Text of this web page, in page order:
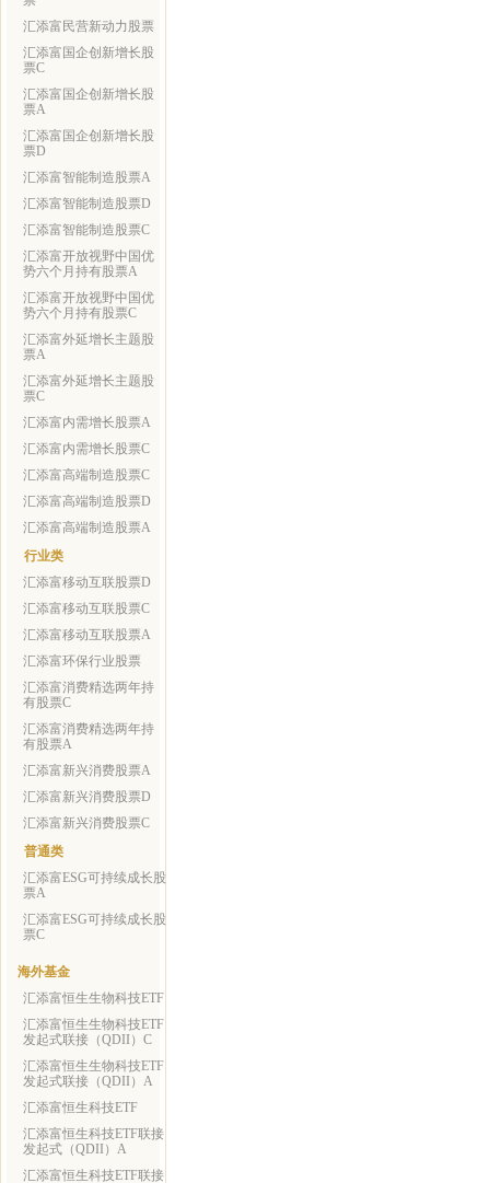
汇添富民营新动力股票
汇添富国企创新增长股
票C
汇添富国企创新增长股
票A
汇添富国企创新增长股
票D
汇添富智能制造股票A
汇添富智能制造股票D
汇添富智能制造股票C
汇添富开放视野中国优
势六个月持有股票A
汇添富开放视野中国优
势六个月持有股票C
汇添富外延增长主题股
票A
汇添富外延增长主题股
票C
汇添富内需增长股票A
汇添富内需增长股票C
汇添富高端制造股票C
汇添富高端制造股票D
汇添富高端制造股票A
行业类
汇添富移动互联股票D
汇添富移动互联股票C
汇添富移动互联股票A
汇添富环保行业股票
汇添富消费精选两年持
有股票C
汇添富消费精选两年持
有股票A
汇添富新兴消费股票A
汇添富新兴消费股票D
汇添富新兴消费股票C
普通类
汇添富ESG可持续成长股
票A
汇添富ESG可持续成长股
票C
海外基金
汇添富恒生生物科技ETF
汇添富恒生生物科技ETF
发起式联接（QDII）C
汇添富恒生生物科技ETF
发起式联接（QDII）A
汇添富恒生科技ETF
汇添富恒生科技ETF联接
发起式（QDII）A
汇添富恒生科技ETF联接